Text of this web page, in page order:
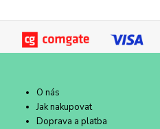
O nás
Jak nakupovat
Doprava a platba